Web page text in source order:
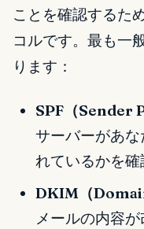
ことを確認するた
コルです。最も一
ります：
SPF（Sender
サーバーがあ
れているかを確
DKIM（
メールの内容